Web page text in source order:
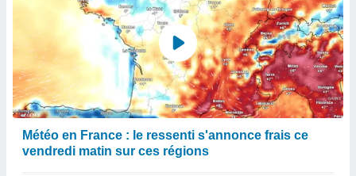
Météo en France : le ressenti s'annonce frais ce
vendredi matin sur ces régions